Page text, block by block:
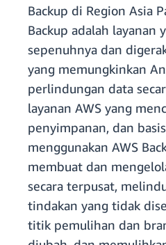
Backup di Region Asia
Backup adalah layanan
sepenuhnya dan
yang memungkinkan
perlindungan data
layanan AWS yang
penyimpanan, dan
menggunakan AWS
membuat dan
secara terpusat,
tindakan yang tidak
titik pemulihan dan